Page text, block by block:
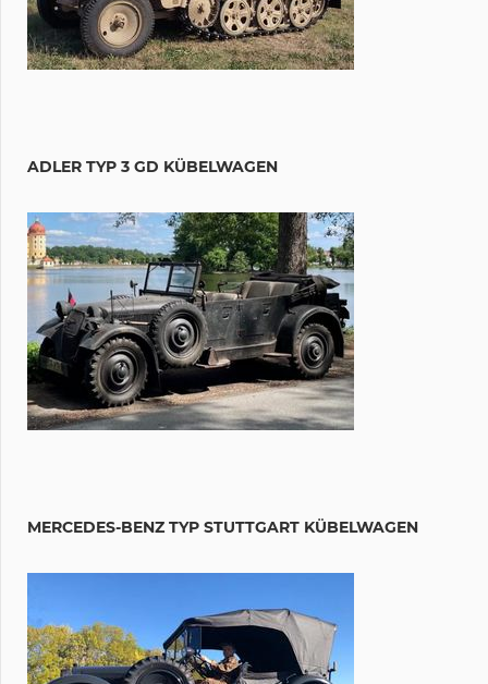
ADLER TYP 3 GD KÜBELWAGEN
MERCEDES-BENZ TYP STUTTGART KÜBELWAGEN